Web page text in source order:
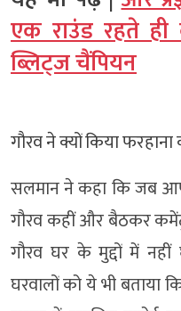
एक राउंड रहते
ब्लिट्ज चैंपियन
गौरव ने क्यों किया फरहाना
सलमान ने कहा कि जब
गौरव कहीं और बैठकर
गौरव घर के मुद्दों में
घरवालों को ये भी बताया